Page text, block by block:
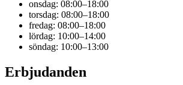
onsdag: 08:00–18:00
torsdag: 08:00–18:00
fredag: 08:00–18:00
lördag: 10:00–14:00
söndag: 10:00–13:00
Erbjudanden